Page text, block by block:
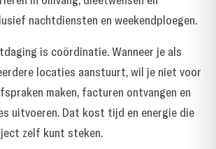
nachtdiensten en weekendploegen.
is coördinatie. Wanneer je als
locaties aanstuurt, wil je niet voor
maken, facturen ontvangen en
uitvoeren. Dat kost tijd en energie die
zelf kunt steken.